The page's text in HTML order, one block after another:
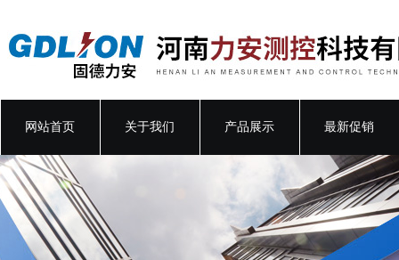
网站首页 关于我们 产品展示 最新促销